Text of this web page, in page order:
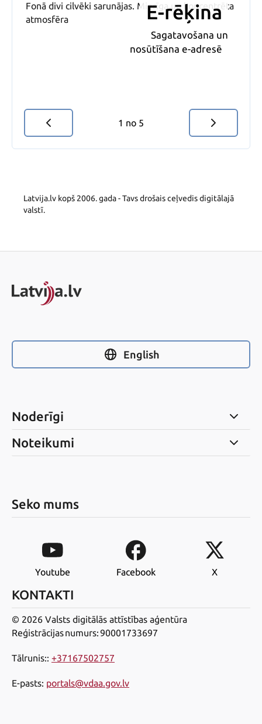
E-rēķina
Sagatavošana un
nosūtīšana e-adresē
1 no 5
Latvija.lv kopš 2006. gada - Tavs drošais ceļvedis digitālajā
valstī.
English
Noderīgi
Noteikumi
Seko mums
Youtube Facebook X
KONTAKTI
© 2026 Valsts digitālās attīstības aģentūra
Reģistrācijas numurs: 90001733697
Tālrunis:: +37167502757
E-pasts: portals@vdaa.gov.lv